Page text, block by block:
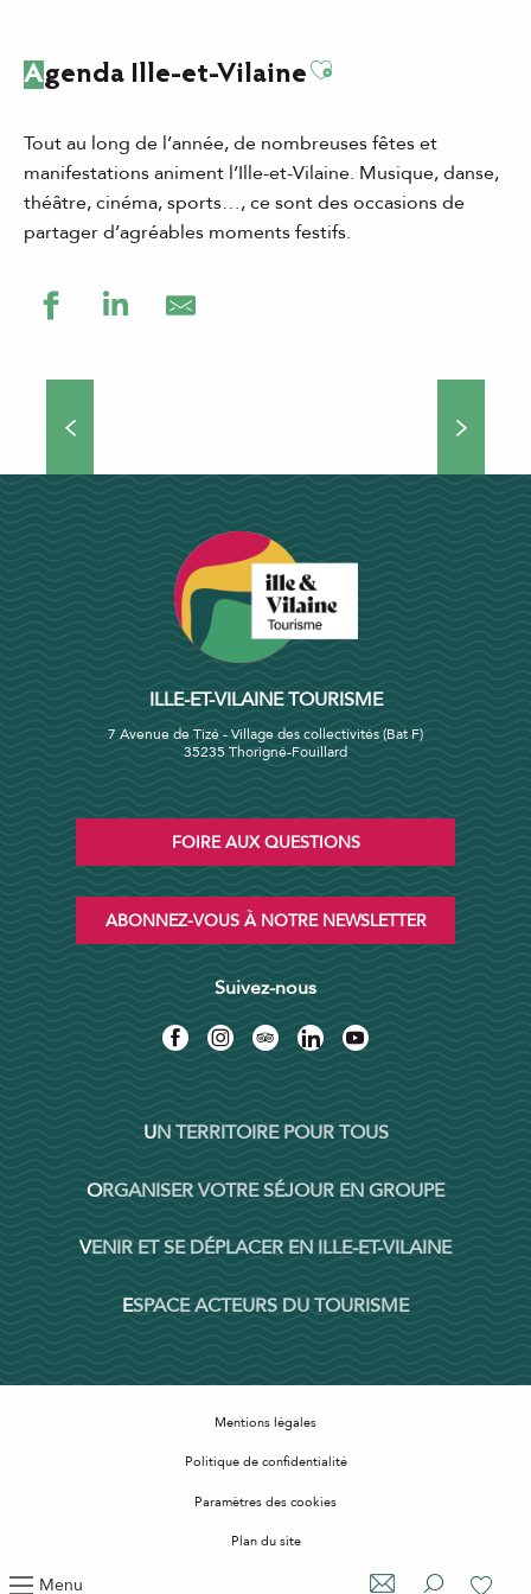
Menu
Agenda Ille-et-VilaineAjouter aux
Tout au long de l’année, de nombreuses fêtes et
manifestations animent l’Ille-et-Vilaine. Musique, danse,
théâtre, cinéma, sports…, ce sont des occasions de
partager d’agréables moments festifs.
Théâtre de rue, concerts, manifestations culturelles et
sportives… Si vous choisissez de venir séjourner en Ille-
DÉCOUVRIR
ILLE-ET-VILAINE TOURISME
7 Avenue de Tizé - Village des collectivités (Bat F)
35235 Thorigné-Fouillard
FOIRE AUX QUESTIONS
ABONNEZ-VOUS À NOTRE NEWSLETTER
Suivez-nous
UN TERRITOIRE POUR TOUS
ORGANISER VOTRE SÉJOUR EN GROUPE
VENIR ET SE DÉPLACER EN ILLE-ET-VILAINE
ESPACE ACTEURS DU TOURISME
Mentions légales
Politique de confidentialité
Paramètres des cookies
Plan du site